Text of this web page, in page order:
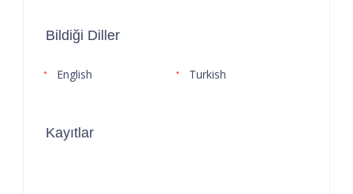
Bildiği Diller
English Turkish
Kayıtlar